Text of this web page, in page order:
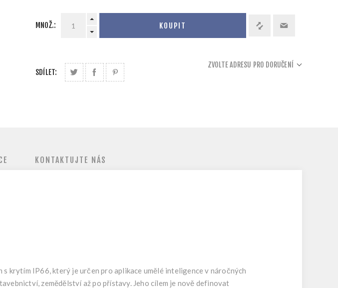
MNOŽ.: KOUPIT
SDÍLET:
ZVOLTE ADRESU PRO DORUČENÍ
KONTAKTUJTE NÁS
krytím IP66, který je určen pro aplikace umělé inteligence v náročných
zemědělství až po přístavy. Jeho cílem je nově definovat